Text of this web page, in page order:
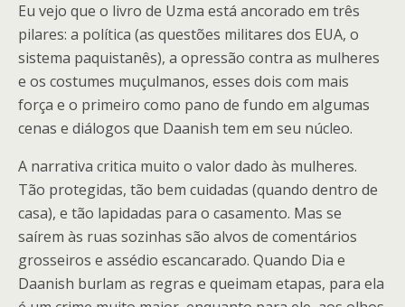
Eu vejo que o livro de Uzma está ancorado em três
pilares: a política (as questões militares dos EUA, o
sistema paquistanês), a opressão contra as mulheres
e os costumes muçulmanos, esses dois com mais
força e o primeiro como pano de fundo em algumas
cenas e diálogos que Daanish tem em seu núcleo.
A narrativa critica muito o valor dado às mulheres.
Tão protegidas, tão bem cuidadas (quando dentro de
casa), e tão lapidadas para o casamento. Mas se
saírem às ruas sozinhas são alvos de comentários
grosseiros e assédio escancarado. Quando Dia e
Daanish burlam as regras e queimam etapas, para ela